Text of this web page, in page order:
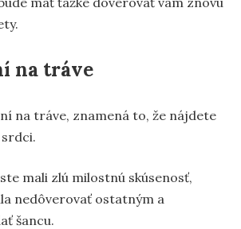
na tráve
na tráve, znamená to, že nájdete
mali zlú milostnú skúsenosť,
nedôverovať ostatným a
šancu.